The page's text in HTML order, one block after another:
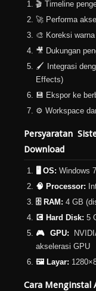
🎬 Timeline
🚀 Performa
🎨 Koreksi
🎥 Dukungan
🖌️ Integrasi
Effects)
💾 Ekspor ke
⚙️ Workspace
Persyaratan
Download
🖥️ OS: Windows
🧠 Processor:
🗄️ RAM: 4 GB
💽 Hard Disk: 5
🎮 GPU:
akselerasi GPU
🖼️ Layar:
Cara Menginstal